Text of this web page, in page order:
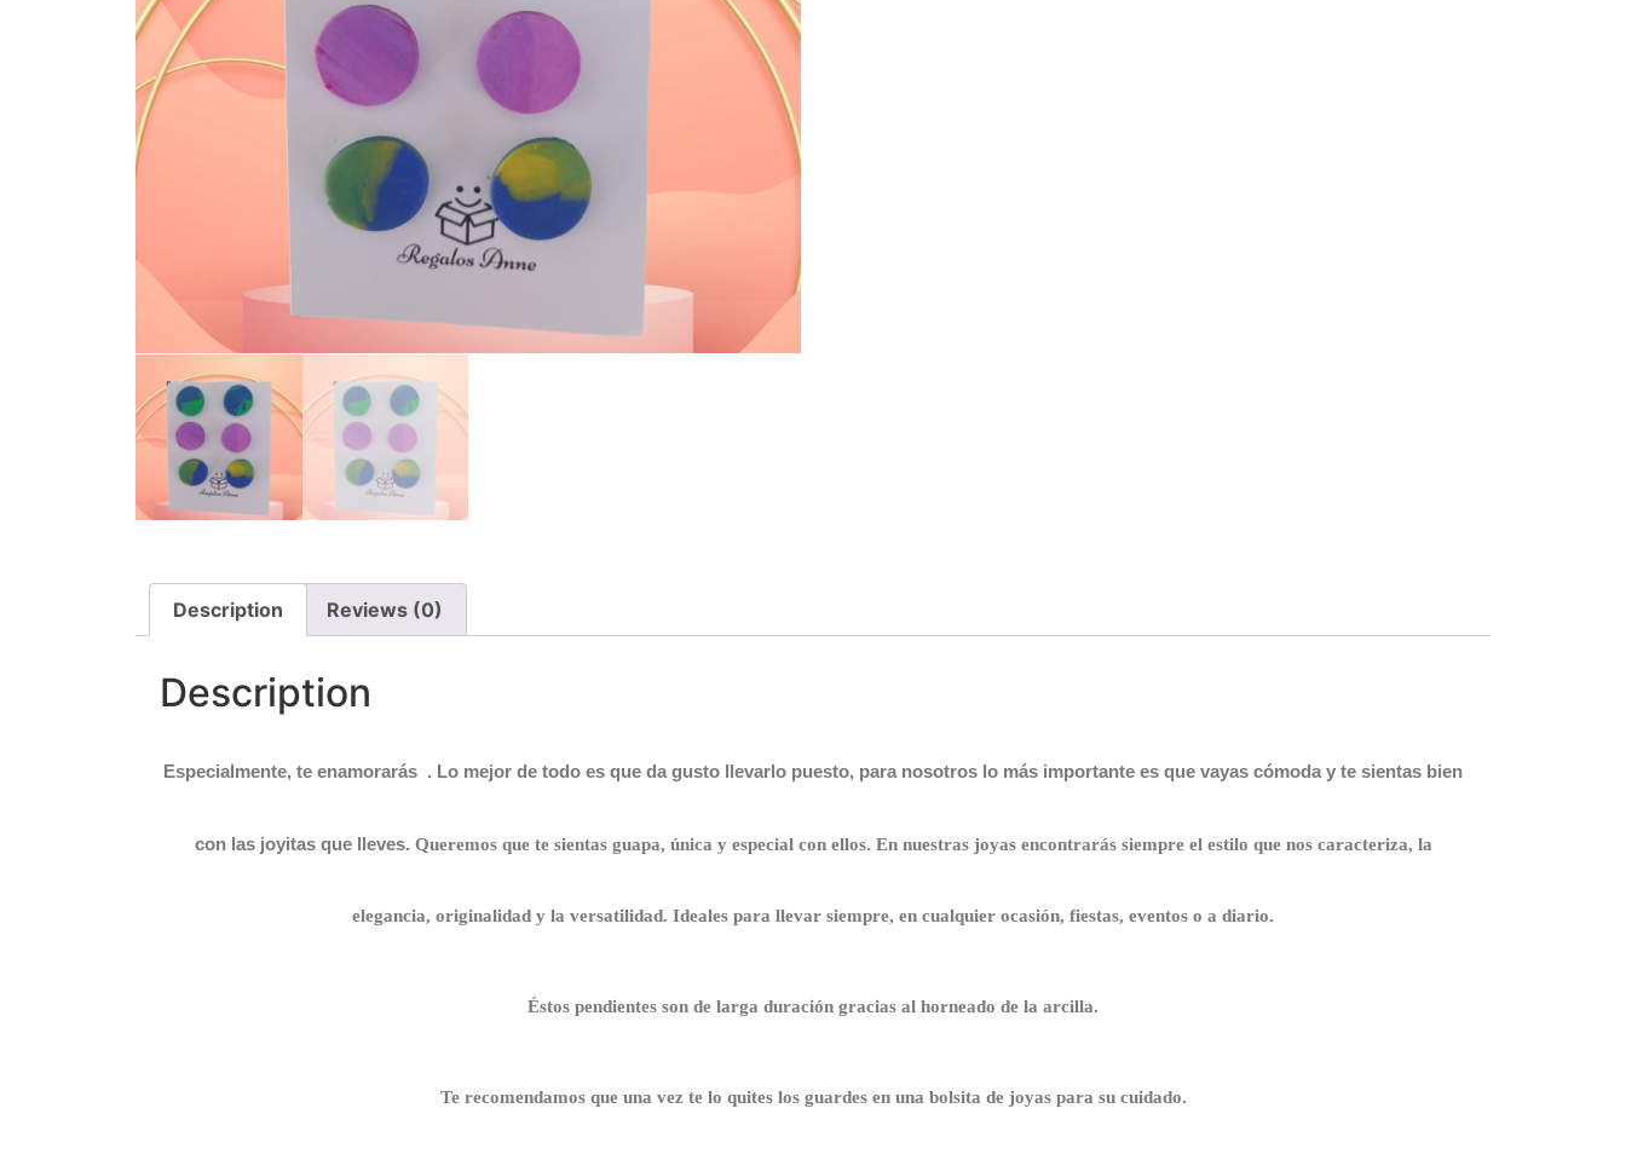
Description Reviews (0)
Description
Especialmente, te enamorarás . Lo mejor de todo es que da gusto llevarlo puesto, para nosotros lo más importante es que vayas cómoda y te sientas bien
con las joyitas que lleves. Queremos que te sientas guapa, única y especial con ellos. En nuestras joyas encontrarás siempre el estilo que nos caracteriza, la
elegancia, originalidad y la versatilidad. Ideales para llevar siempre, en cualquier ocasión, fiestas, eventos o a diario.
Éstos pendientes son de larga duración gracias al horneado de la arcilla.
Te recomendamos que una vez te lo quites los guardes en una bolsita de joyas para su cuidado.